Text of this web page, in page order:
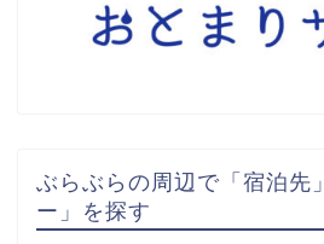
ぶらぶらの周辺で「宿泊先
ー」を探す